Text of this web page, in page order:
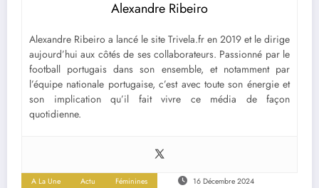
Alexandre Ribeiro
Alexandre Ribeiro a lancé le site Trivela.fr en 2019 et le dirige
aujourd’hui aux côtés de ses collaborateurs. Passionné par le
football portugais dans son ensemble, et notamment par
l’équipe nationale portugaise, c’est avec toute son énergie et
son implication qu’il fait vivre ce média de façon
quotidienne.
A La Une Actu Féminines 16 Décembre 2024